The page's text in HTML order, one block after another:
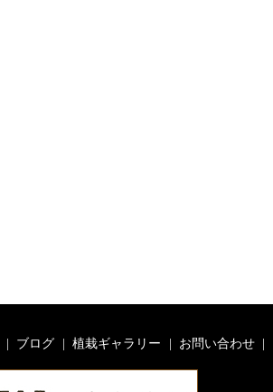
ブログ 植栽ギャラリー お問い合わせ